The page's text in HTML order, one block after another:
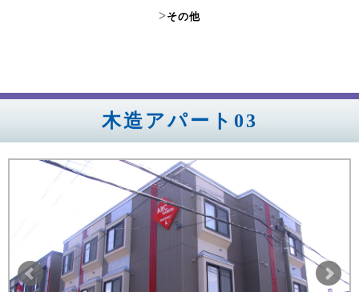
>その他
木造アパート03